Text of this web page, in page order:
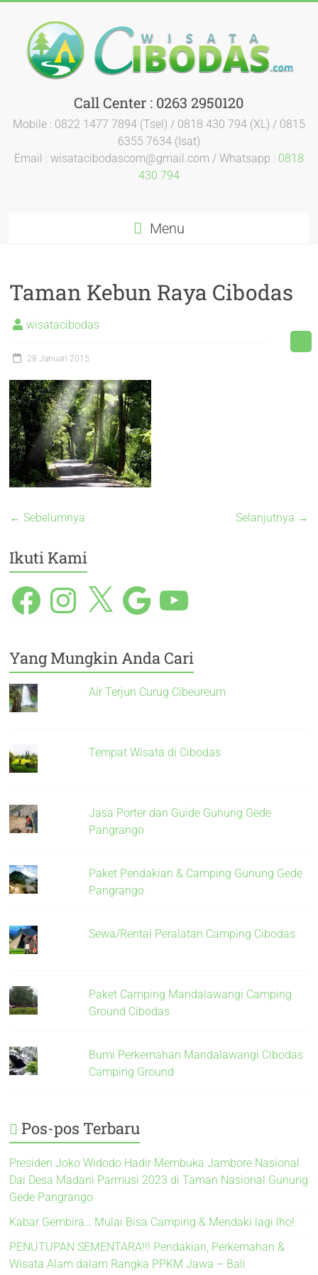
Call Center : 0263 2950120
Mobile : 0822 1477 7894 (Tsel) / 0818 430 794 (XL) / 0815
6355 7634 (Isat)
Email : wisatacibodascom@gmail.com / Whatsapp : 0818
430 794
Menu
Taman Kebun Raya Cibodas
wisatacibodas
28 Januari 2015
← Sebelumnya Selanjutnya →
Ikuti Kami
Yang Mungkin Anda Cari
Air Terjun Curug Cibeureum
Tempat Wisata di Cibodas
Jasa Porter dan Guide Gunung Gede
Pangrango
Paket Pendakian & Camping Gunung Gede
Pangrango
Sewa/Rental Peralatan Camping Cibodas
Paket Camping Mandalawangi Camping
Ground Cibodas
Bumi Perkemahan Mandalawangi Cibodas
Camping Ground
Pos-pos Terbaru
Presiden Joko Widodo Hadir Membuka Jambore Nasional
Dai Desa Madani Parmusi 2023 di Taman Nasional Gunung
Gede Pangrango
Kabar Gembira… Mulai Bisa Camping & Mendaki lagi lho!
PENUTUPAN SEMENTARA!!! Pendakian, Perkemahan &
Wisata Alam dalam Rangka PPKM Jawa – Bali